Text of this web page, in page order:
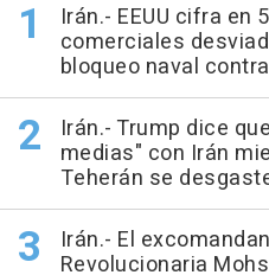
Irán.- EEUU cifra en
comerciales
bloqueo naval
Irán.- Trump dice
medias" con Irán
Teherán se
Irán.- El
Revolucionaria